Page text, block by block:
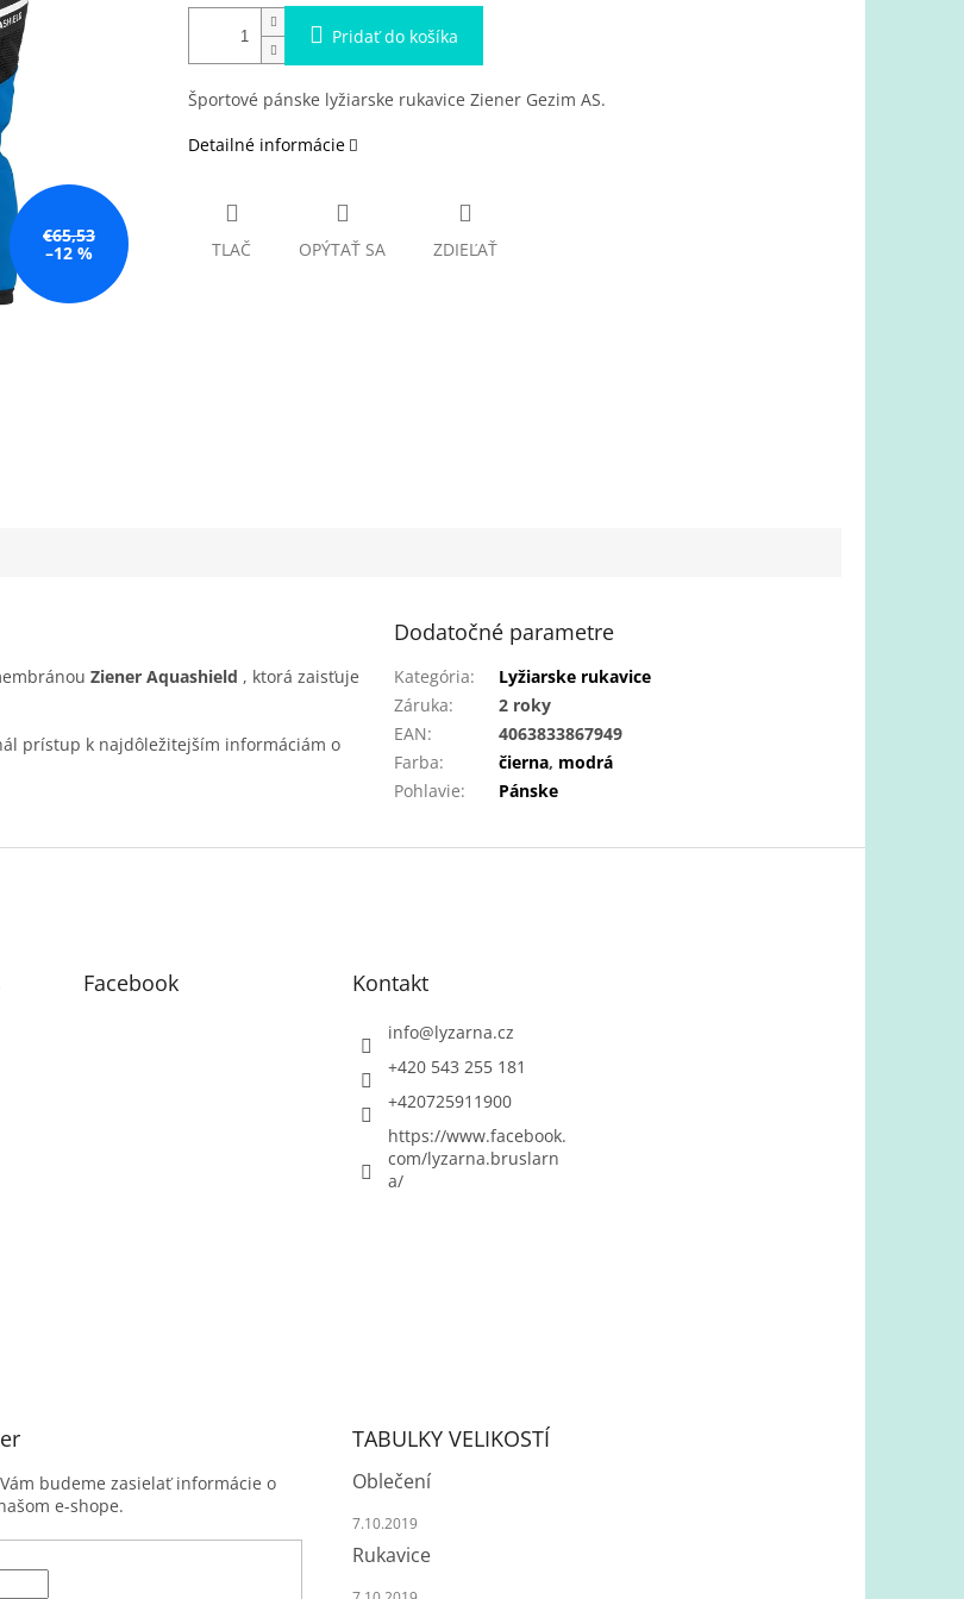
€65,53
–12 %
Pridať do košíka
Športové pánske lyžiarske rukavice Ziener Gezim AS.
Detailné informácie
TLAČ OPÝTAŤ SA ZDIEĽAŤ
Ziener Aquashield , ktorá zaisťuje
prístup k najdôležitejším informáciám o
Dodatočné parametre
Kategória:
Lyžiarske rukavice
Záruka:
2 roky
EAN:
4063833867949
Farba: čierna, modrá
Pohlavie: Pánske
Facebook Kontakt
info@lyzarna.cz
+420 543 255 181
+420725911900
https://www.facebook.
com/lyzarna.bruslarn
a/
budeme zasielať informácie o
e-shope.
TABULKY VELIKOSTÍ
Oblečení
7.10.2019
Rukavice